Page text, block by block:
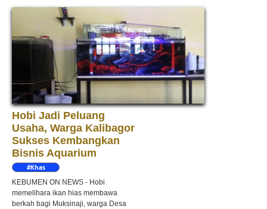
Hobi Jadi Peluang
Usaha, Warga Kalibagor
Sukses Kembangkan
Bisnis Aquarium
#Khas
KEBUMEN ON NEWS - Hobi
memelihara ikan hias membawa
berkah bagi Muksinaji, warga Desa